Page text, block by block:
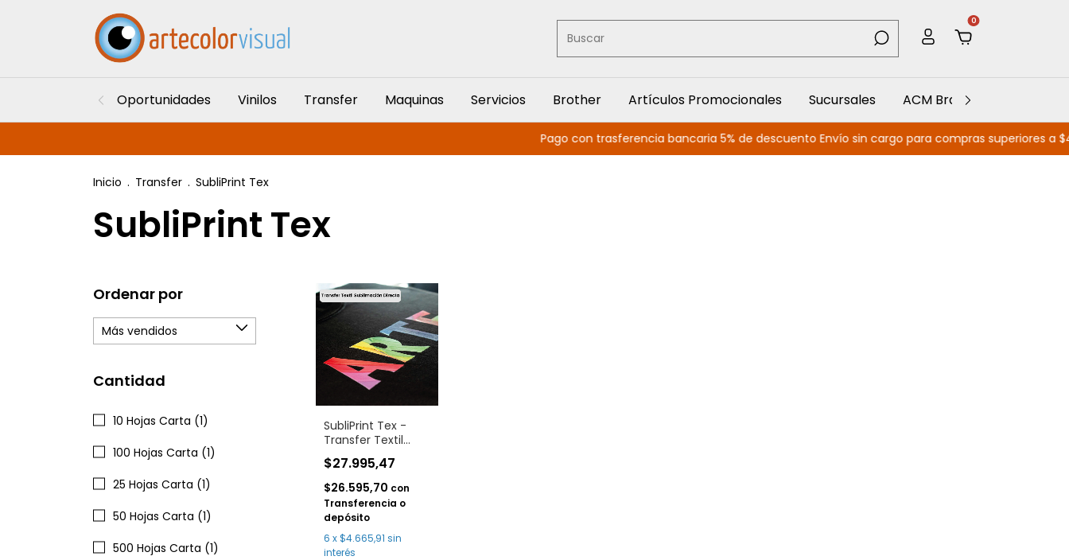
0
Oportunidades Vinilos Transfer Maquinas Servicios Brother Artículos Promocionales Sucursales ACM Branding
Pago con trasferencia bancaria 5% de descuento Envío sin cargo para compras superiores a
Inicio . Transfer . SubliPrint Tex
SubliPrint Tex
Ordenar por
Cantidad
10 Hojas Carta (1)
100 Hojas Carta (1)
25 Hojas Carta (1)
50 Hojas Carta (1)
500 Hojas Carta (1)
SubliPrint Tex -
Transfer Textil
Sublimable
$27.995,47
$26.595,70 con
Transferencia o
depósito
6 x$4.665,91 sin
interés